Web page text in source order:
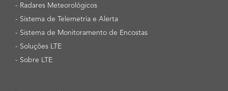
- Radares Meteorológicos
- Sistema de Telemetria e Alerta
- Sistema de Monitoramento de Encostas
- Soluções LTE
- Sobre LTE